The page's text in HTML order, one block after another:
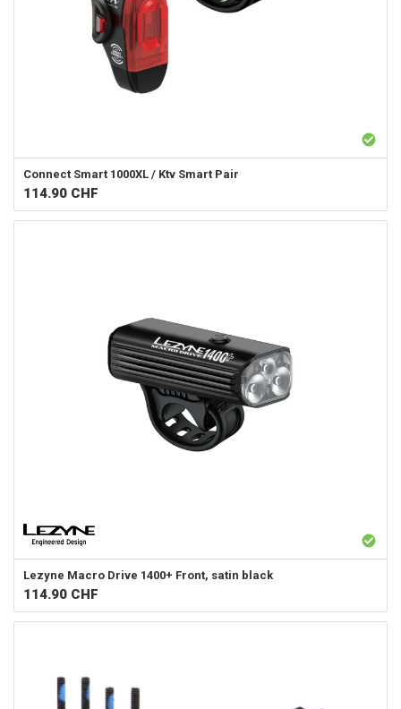
Connect Smart 1000XL / Ktv Smart Pair
114.90 CHF
Lezyne Macro Drive 1400+ Front, satin black
114.90 CHF